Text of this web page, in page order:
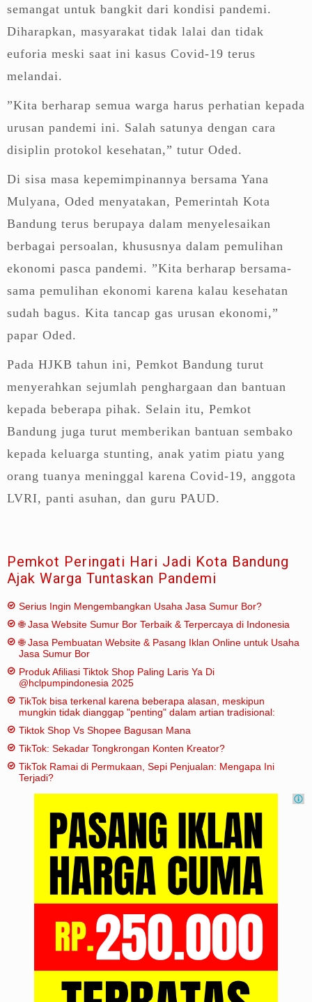
semangat untuk bangkit dari kondisi pandemi.
Diharapkan, masyarakat tidak lalai dan tidak
euforia meski saat ini kasus Covid-19 terus
melandai.
”Kita berharap semua warga harus perhatian kepada
urusan pandemi ini. Salah satunya dengan cara
disiplin protokol kesehatan,” tutur Oded.
Di sisa masa kepemimpinannya bersama Yana
Mulyana, Oded menyatakan, Pemerintah Kota
Bandung terus berupaya dalam menyelesaikan
berbagai persoalan, khususnya dalam pemulihan
ekonomi pasca pandemi. ”Kita berharap bersama-
sama pemulihan ekonomi karena kalau kesehatan
sudah bagus. Kita tancap gas urusan ekonomi,”
papar Oded.
Pada HJKB tahun ini, Pemkot Bandung turut
menyerahkan sejumlah penghargaan dan bantuan
kepada beberapa pihak. Selain itu, Pemkot
Bandung juga turut memberikan bantuan sembako
kepada keluarga stunting, anak yatim piatu yang
orang tuanya meninggal karena Covid-19, anggota
LVRI, panti asuhan, dan guru PAUD.
Pemkot Peringati Hari Jadi Kota Bandung
Ajak Warga Tuntaskan Pandemi
Serius Ingin Mengembangkan Usaha Jasa Sumur Bor?
🌐 Jasa Website Sumur Bor Terbaik & Terpercaya di Indonesia
🌐 Jasa Pembuatan Website & Pasang Iklan Online untuk Usaha
Jasa Sumur Bor
Produk Afiliasi Tiktok Shop Paling Laris Ya Di
@hclpumpindonesia 2025
TikTok bisa terkenal karena beberapa alasan, meskipun
mungkin tidak dianggap "penting" dalam artian tradisional:
Tiktok Shop Vs Shopee Bagusan Mana
TikTok: Sekadar Tongkrongan Konten Kreator?
TikTok Ramai di Permukaan, Sepi Penjualan: Mengapa Ini
Terjadi?